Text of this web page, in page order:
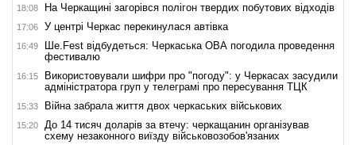
18:08 На Черкащині загорівся полігон твердих побутових відходів
17:06 У центрі Черкас перекинулася автівка
16:49
Ше.Fest відбудеться: Черкаська ОВА погодила проведення
фестивалю
16:15
Використовували шифри про "погоду": у Черкасах засудили
адміністратора груп у телеграмі про пересування ТЦК
15:33 Війна забрала життя двох черкаських військових
15:20
До 14 тисяч доларів за втечу: черкащанин організував
схему незаконного виїзду військовозобов'язаних